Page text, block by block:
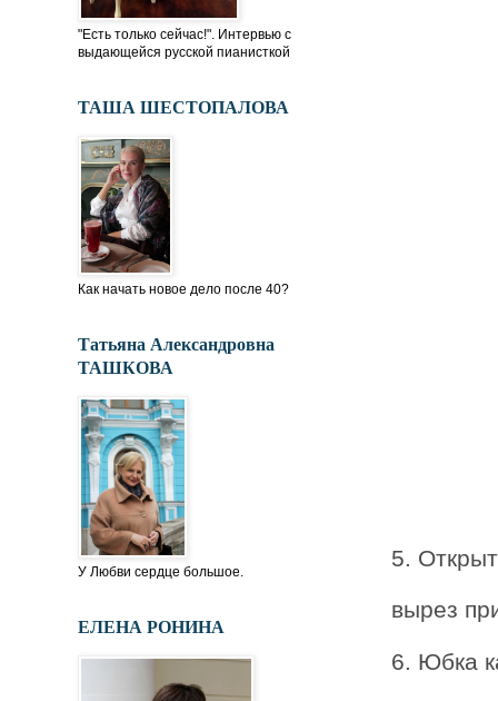
5.
вырез
6. Юбка
"Есть только сейчас!". Интервью с
выдающейся русской пианисткой
ТАША ШЕСТОПАЛОВА
Как начать новое дело после 40?
Татьяна Александровна
ТАШКОВА
У Любви сердце большое.
ЕЛЕНА РОНИНА